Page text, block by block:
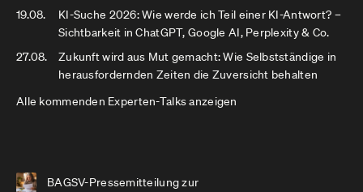
19.08.
KI-Suche 2026: Wie werde ich Teil einer KI-Antwort? –
Sichtbarkeit in ChatGPT, Google AI, Perplexity & Co.
27.08.
Zukunft wird aus Mut gemacht: Wie Selbstständige in
herausfordernden Zeiten die Zuversicht behalten
Alle kommenden Experten-Talks anzeigen
BAGSV-Pressemitteilung zur